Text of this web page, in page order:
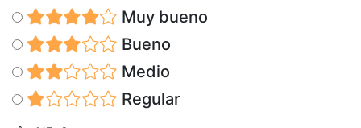
Muy bueno
Bueno
Medio
Regular